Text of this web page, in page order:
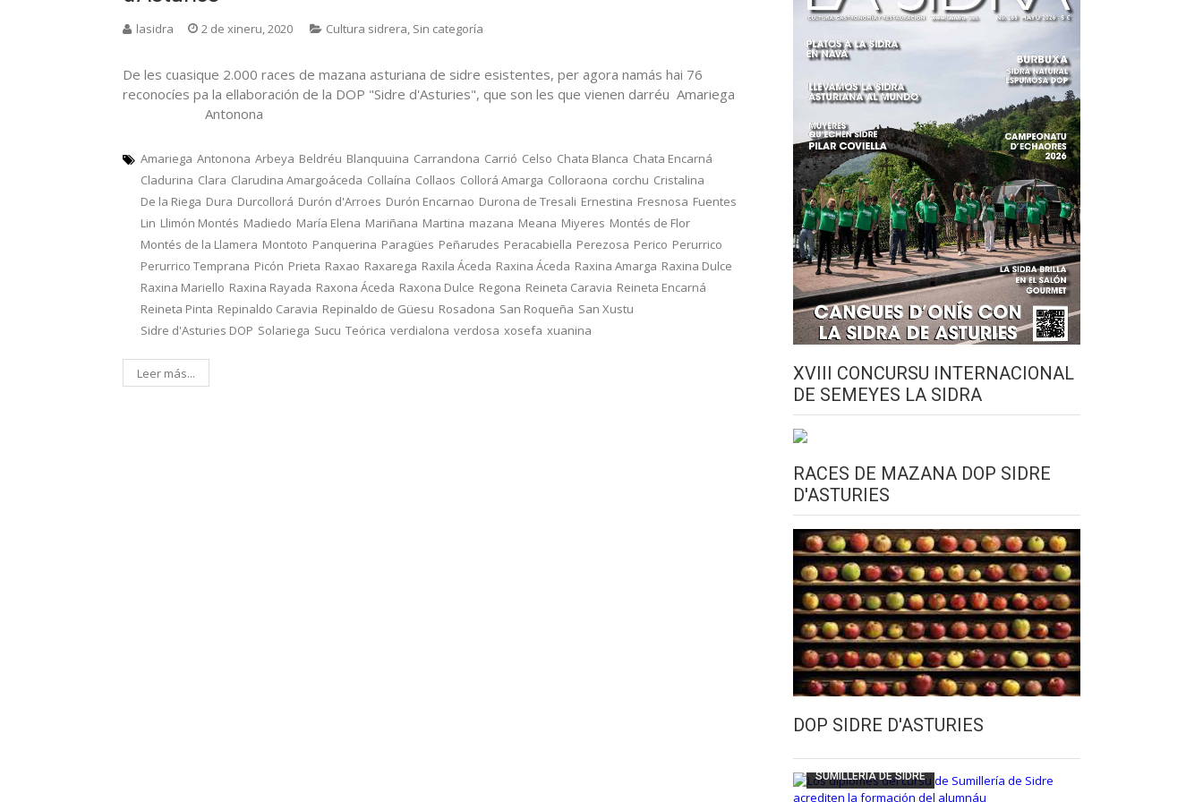
lasidra 2 de xineru, 2020 Cultura sidrera, Sin categoría
De les cuasique 2.000 races de mazana asturiana de sidre esistentes, per agora namás hai 76
reconocíes pa la ellaboración de la DOP "Sidre d'Asturies", que son les que vienen darréu Amariega
Antonona
Amariega Antonona Arbeya Beldréu Blanquuina Carrandona Carrió Celso Chata Blanca Chata Encarná
Cladurina Clara Clarudina Amargoáceda Collaína Collaos Collorá Amarga Colloraona corchu Cristalina
De la Riega Dura Durcollorá Durón d'Arroes Durón Encarnao Durona de Tresali Ernestina Fresnosa Fuentes
Lin Llimón Montés Madiedo María Elena Mariñana Martina mazana Meana Miyeres Montés de Flor
Montés de la Llamera Montoto Panquerina Paragües Peñarudes Peracabiella Perezosa Perico Perurrico
Perurrico Temprana Picón Prieta Raxao Raxarega Raxila Áceda Raxina Áceda Raxina Amarga Raxina Dulce
Raxina Mariello Raxina Rayada Raxona Áceda Raxona Dulce Regona Reineta Caravia Reineta Encarná
Reineta Pinta Repinaldo Caravia Repinaldo de Güesu Rosadona San Roqueña San Xustu
Sidre d'Asturies DOP Solariega Sucu Teórica verdialona verdosa xosefa xuanina
Leer más...
XVIII CONCURSU INTERNACIONAL
DE SEMEYES LA SIDRA
RACES DE MAZANA DOP SIDRE
D'ASTURIES
DOP SIDRE D'ASTURIES
CULTURA SIDRERA
ESCUELA DE SUMILLERÍA DE LA SIDRE
SUMILLERÍA DE SIDRE